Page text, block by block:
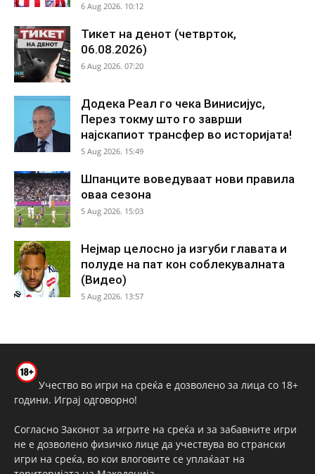
6 Aug 2026. 10:12
Тикет на денот (четврток,
06.08.2026)
6 Aug 2026. 07:20
Додека Реал го чека Винисијус,
Перез токму што го заврши
најскапиот трансфер во историјата!
5 Aug 2026. 15:49
Шпанците воведуваат нови правила
оваа сезона
5 Aug 2026. 15:03
Нејмар целосно ја изгуби главата и
полуде на пат кон соблекувалната
(Видео)
5 Aug 2026. 13:57
Учество во игри на среќа е дозволено за лица со 18+
години. Играј одговорно!
Согласно Законот за игрите на среќа и за забавните игри
не е дозволено физичко лице да учествува во странски
игри на среќа, во кои влоговите се уплаќаат на